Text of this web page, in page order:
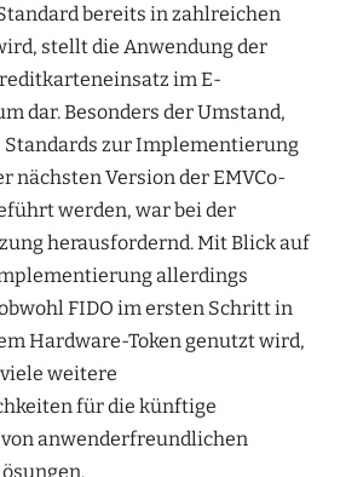
bereits in zahlreichen
stellt die Anwendung der
im E-
dar. Besonders der Umstand,
zur Implementierung
nächsten Version der EMVCo-
werden, war bei der
herausfordernd. Mit Blick auf
allerdings
FIDO im ersten Schritt in
Hardware-Token genutzt wird,
weitere
für die künftige
anwenderfreundlichen